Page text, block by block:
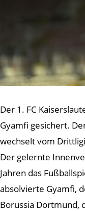
Der 1. FC
Gyamfi gesichert.
wechselt vom
Der gelernte
Jahren das
absolvierte Gyamfi,
Borussia Dortmund,